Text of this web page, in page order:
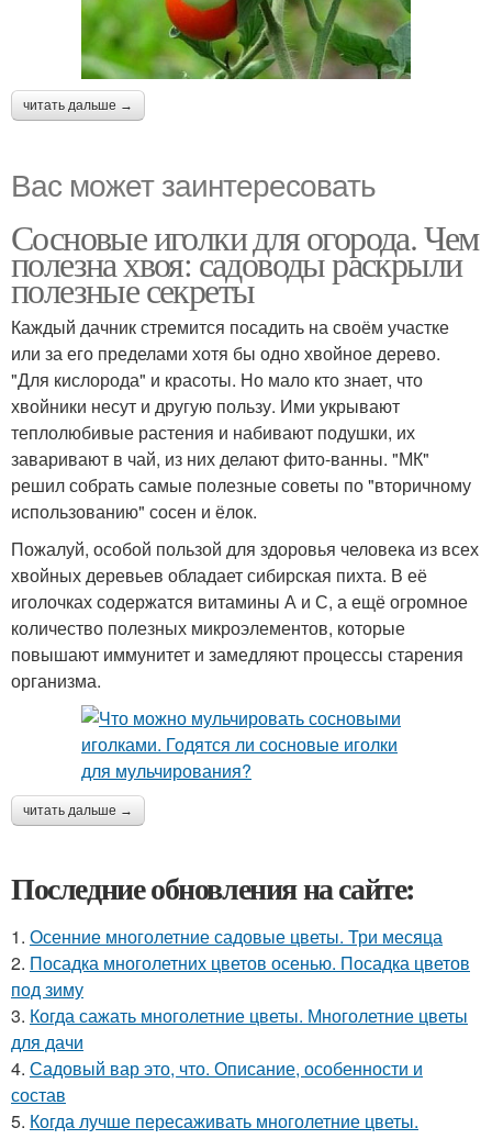
читать дальше →
Вас может заинтересовать
Сосновые иголки для огорода. Чем
полезна хвоя: садоводы раскрыли
полезные секреты
Каждый дачник стремится посадить на своём участке
или за его пределами хотя бы одно хвойное дерево.
"Для кислорода" и красоты. Но мало кто знает, что
хвойники несут и другую пользу. Ими укрывают
теплолюбивые растения и набивают подушки, их
заваривают в чай, из них делают фито-ванны. "МК"
решил собрать самые полезные советы по "вторичному
использованию" сосен и ёлок.
Пожалуй, особой пользой для здоровья человека из всех
хвойных деревьев обладает сибирская пихта. В её
иголочках содержатся витамины А и С, а ещё огромное
количество полезных микроэлементов, которые
повышают иммунитет и замедляют процессы старения
организма.
читать дальше →
Последние обновления на сайте:
1. Осенние многолетние садовые цветы. Три месяца
2. Посадка многолетних цветов осенью. Посадка цветов
под зиму
3. Когда сажать многолетние цветы. Многолетние цветы
для дачи
4. Садовый вар это, что. Описание, особенности и
состав
5. Когда лучше пересаживать многолетние цветы.